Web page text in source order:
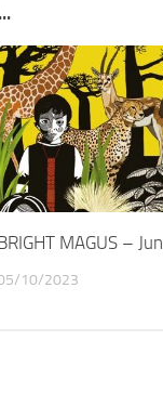
MAGUS –
10/2023